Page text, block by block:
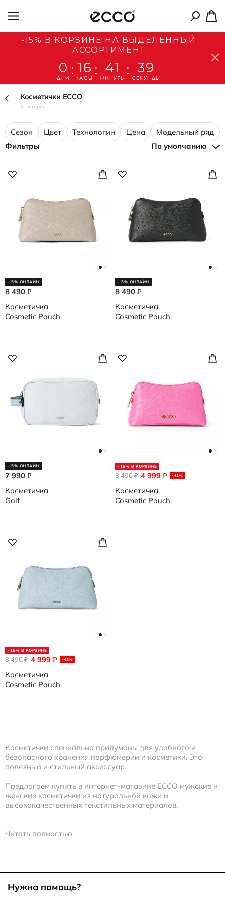
-15% В КОРЗИНЕ НА ВЫДЕЛЕННЫЙ
АССОРТИМЕНТ
0
ДНИ
: 16
ЧАСЫ
: 41
МИНУТЫ
: 39
СЕКУНДЫ
Косметички ECCO
5 товаров
Сезон Цвет Технологии Цена
Модельный ряд
Фильтры
По умолчанию
- 5% ОНЛАЙН
8 490 ₽
Косметичка
Cosmetic Pouch
- 5% ОНЛАЙН
8 490 ₽
Косметичка
Cosmetic Pouch
- 5% ОНЛАЙН
7 990 ₽
Косметичка
Golf
-15% В КОРЗИНЕ
4 999 ₽ -41%
8 490₽
Косметичка
Cosmetic Pouch
-15% В КОРЗИНЕ
4 999 ₽ -41%
8 490₽
Косметичка
Cosmetic Pouch
Косметички специально придуманы для удобного и
безопасного хранения парфюмерии и косметики. Это
полезный и стильный аксессуар.
Предлагаем купить в интернет-магазине ECCO мужские и
женские косметички из натуральной кожи и
высококачественных текстильных материалов.
• кошелек-косметичка, где предусмотрено место для
хранения денежных купюр, пластиковых карт;
Читать полностью
Нужна помощь?